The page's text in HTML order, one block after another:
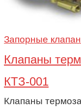
Запорные
Клапаны
КТЗ-001
Клапаны